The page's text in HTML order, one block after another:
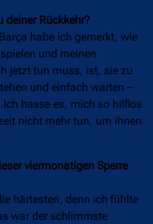
deiner Rückkehr?
habe ich gemerkt, wie
und meinen
jetzt tun muss, ist, sie zu
und einfach warten –
hasse es, mich so hilflos
nicht mehr tun, um ihnen
viermonatigen Sperre
härtesten, denn ich fühlte
war der schlimmste